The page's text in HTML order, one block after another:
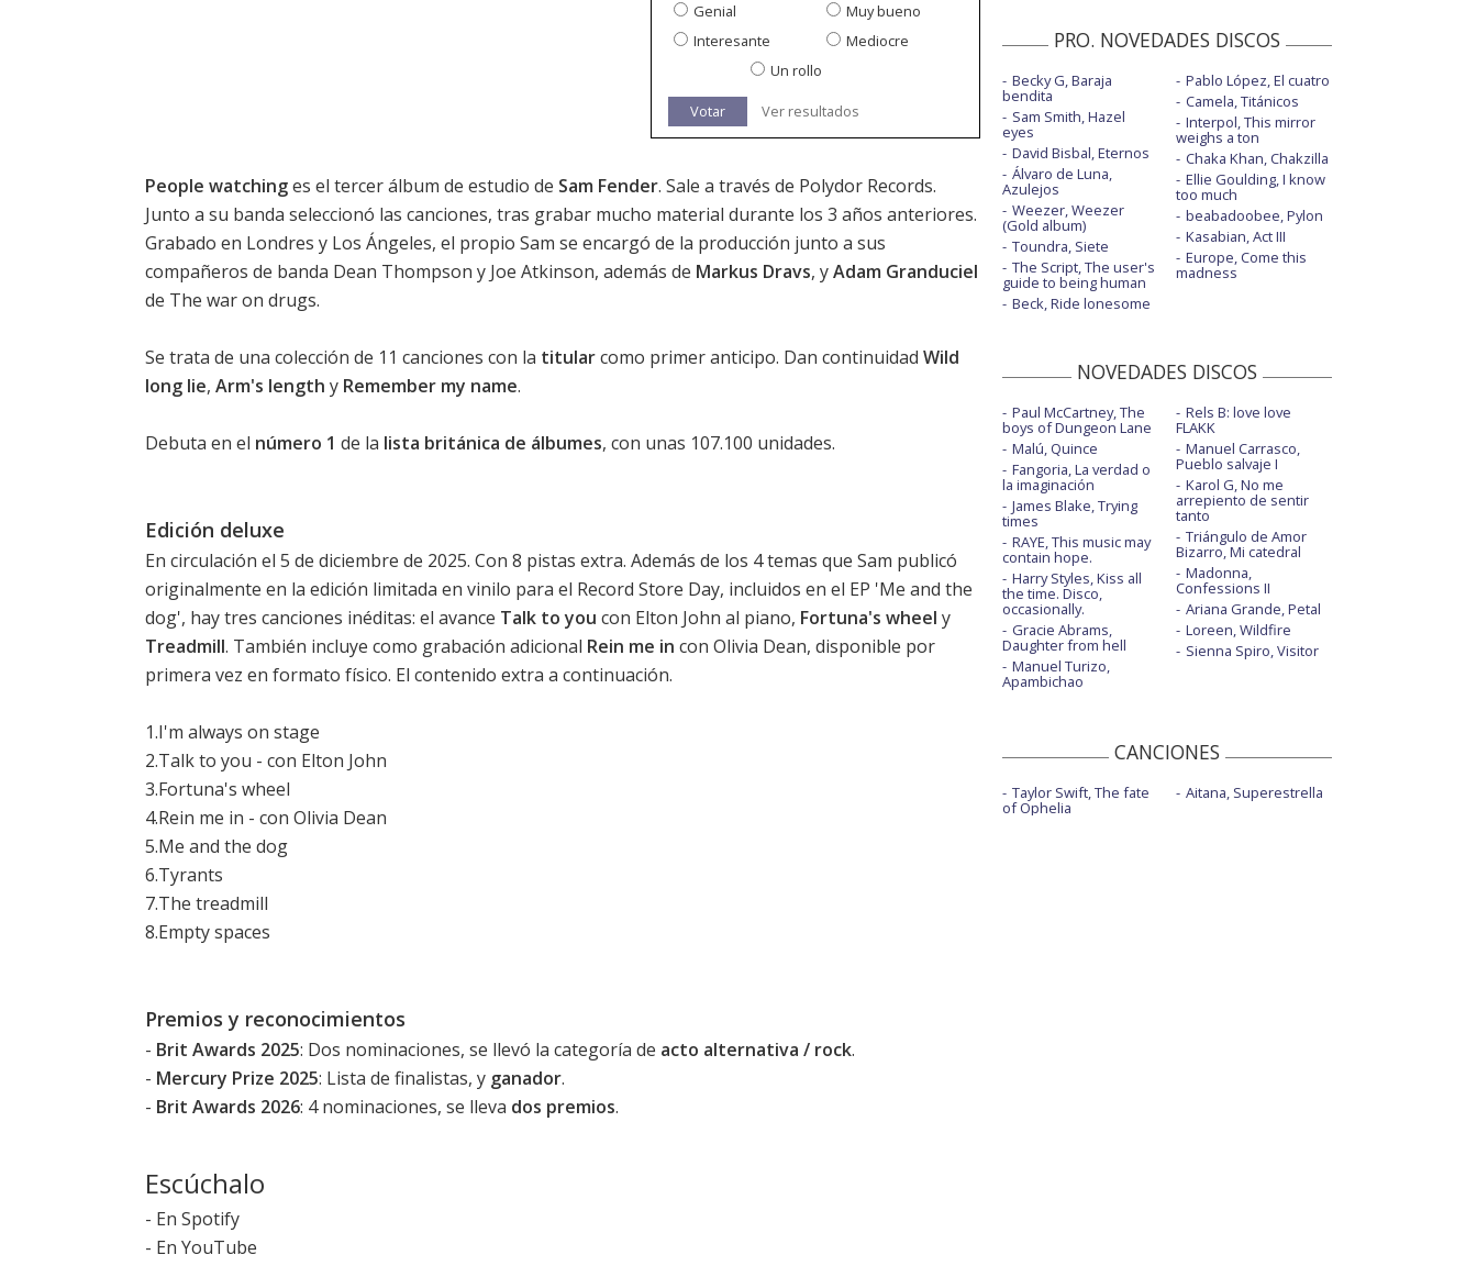
Genial
Muy bueno
Interesante
Mediocre
Un rollo
Votar Ver resultados
People watchinges el tercer álbum de estudio de Sam Fender. Sale a través de Polydor Records.
Junto a su banda seleccionó las canciones, tras grabar mucho material durante los 3 años anteriores.
Grabado en Londres y Los Ángeles, el propio Sam se encargó de la producción junto a sus
compañeros de banda Dean Thompson y Joe Atkinson, además de Markus Dravs, yAdam Granduciel
de The war on drugs.
Se trata de una colección de 11 canciones con la titularcomo primer anticipo. Dan continuidad Wild
long lie, Arm's length y Remember my name.
Debuta en el número 1 de la lista británica de álbumes, con unas 107.100 unidades.
Edición deluxe
En circulación el 5 de diciembre de 2025. Con 8 pistas extra. Además de los 4 temas que Sam publicó
originalmente en la edición limitada en vinilo para el Record Store Day, incluidos en el EP 'Me and the
dog', hay tres canciones inéditas: el avance Talk to you con Elton John al piano, Fortuna's wheel y
Treadmill. También incluye como grabación adicional Rein me in con Olivia Dean, disponible por
primera vez en formato físico. El contenido extra a continuación.
1.I'm always on stage
2.Talk to you - con Elton John
3.Fortuna's wheel
4.Rein me in - con Olivia Dean
5.Me and the dog
6.Tyrants
7.The treadmill
8.Empty spaces
Premios y reconocimientos
- Brit Awards 2025: Dos nominaciones, se llevó la categoría de acto alternativa / rock.
- Mercury Prize 2025: Lista de finalistas, y ganador.
- Brit Awards 2026: 4 nominaciones, se lleva dos premios.
Escúchalo
- En Spotify
- En YouTube
Rein me in - con Olivia Dean
Rein me in - con Olivia Dean - Live at
London Stadium
Remember my name
Talk to you - con Elton John - Visualiser
Wild long lie - con letra
PRO. NOVEDADES DISCOS
Becky G, Baraja
bendita
Sam Smith, Hazel
eyes
David Bisbal, Eternos
Álvaro de Luna,
Azulejos
Weezer, Weezer
(Gold album)
Toundra, Siete
The Script, The user's
guide to being human
Beck, Ride lonesome
Pablo López, El cuatro
Camela, Titánicos
Interpol, This mirror
weighs a ton
Chaka Khan, Chakzilla
Ellie Goulding, I know
too much
beabadoobee, Pylon
Kasabian, Act III
Europe, Come this
madness
NOVEDADES DISCOS
Paul McCartney, The
boys of Dungeon Lane
Malú, Quince
Fangoria, La verdad o
la imaginación
James Blake, Trying
times
RAYE, This music may
contain hope.
Harry Styles, Kiss all
the time. Disco,
occasionally.
Gracie Abrams,
Daughter from hell
Manuel Turizo,
Apambichao
Rels B: love love
FLAKK
Manuel Carrasco,
Pueblo salvaje I
Karol G, No me
arrepiento de sentir
tanto
Triángulo de Amor
Bizarro, Mi catedral
Madonna,
Confessions II
Ariana Grande, Petal
Loreen, Wildfire
Sienna Spiro, Visitor
CANCIONES
Taylor Swift, The fate
of Ophelia
Aitana, Superestrella